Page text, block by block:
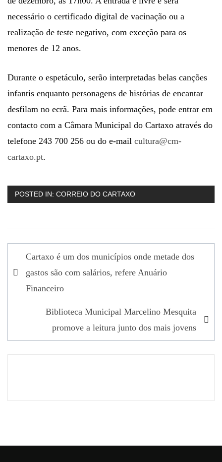
necessário o certificado digital de vacinação ou a
realização de teste negativo, com exceção para os
menores de 12 anos.
Durante o espetáculo, serão interpretadas belas canções
infantis enquanto personagens de histórias de encantar
desfilam no ecrã. Para mais informações, pode entrar em
contacto com a Câmara Municipal do Cartaxo através do
telefone 243 700 256 ou do e-mail cultura@cm-
cartaxo.pt.
POSTED IN: CORREIO DO CARTAXO
Navegação
de
artigos
Cartaxo é um dos municípios onde metade dos
gastos são com salários, refere Anuário
Financeiro
Biblioteca Municipal Marcelino Mesquita
promove a leitura junto dos mais jovens